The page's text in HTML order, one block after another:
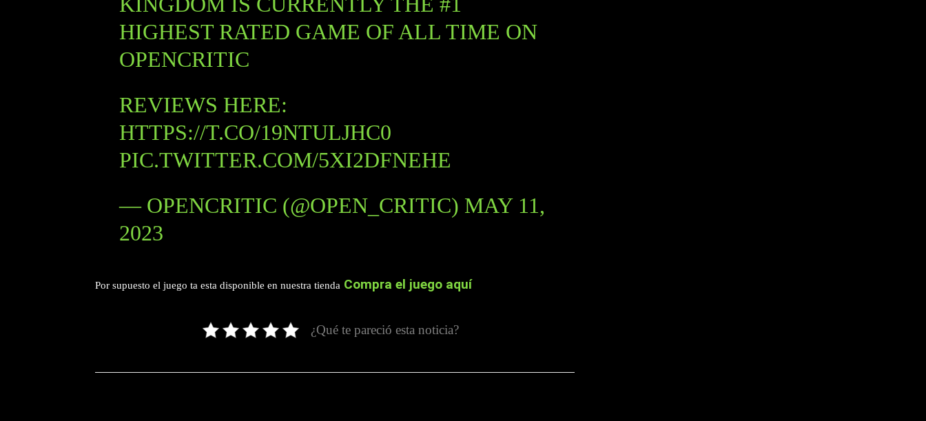
HIGHEST RATED GAME OF ALL TIME ON
OPENCRITIC
REVIEWS HERE:
HTTPS://T.CO/19NTULJHC0
PIC.TWITTER.COM/5XI2DFNEHE
— OPENCRITIC (@OPEN_CRITIC) MAY 11,
2023
Por supuesto el juego ta esta disponible en nuestra tienda Compra el juego aquí
¿Qué te pareció esta noticia?